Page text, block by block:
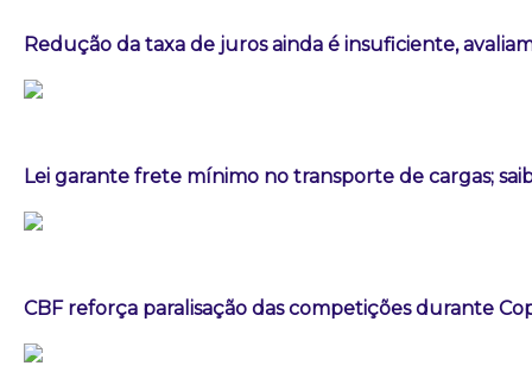
Redução da taxa de juros ainda é insuficiente,
Lei garante frete mínimo no transporte de cargas;
CBF reforça paralisação das competições durante